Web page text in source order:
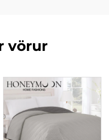
vörur